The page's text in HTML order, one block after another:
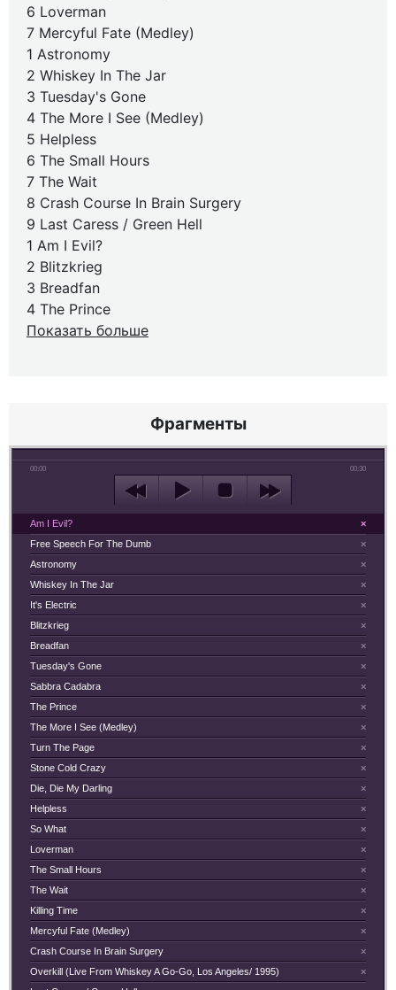
6 Loverman
7 Mercyful Fate (Medley)
1 Astronomy
2 Whiskey In The Jar
3 Tuesday's Gone
4 The More I See (Medley)
5 Helpless
6 The Small Hours
7 The Wait
8 Crash Course In Brain Surgery
9 Last Caress / Green Hell
1 Am I Evil?
2 Blitzkrieg
3 Breadfan
4 The Prince
Показать больше
Фрагменты
00:00 00:30
×
Am I Evil?
×
Free Speech For The Dumb
×
Astronomy
×
Whiskey In The Jar
×
It's Electric
×
Blitzkrieg
×
Breadfan
×
Tuesday's Gone
×
Sabbra Cadabra
×
The Prince
×
The More I See (Medley)
×
Turn The Page
×
Stone Cold Crazy
×
Die, Die My Darling
×
Helpless
×
So What
×
Loverman
×
The Small Hours
×
The Wait
×
Killing Time
×
Mercyful Fate (Medley)
×
Crash Course In Brain Surgery
×
Overkill (Live From Whiskey A Go-Go, Los Angeles/ 1995)